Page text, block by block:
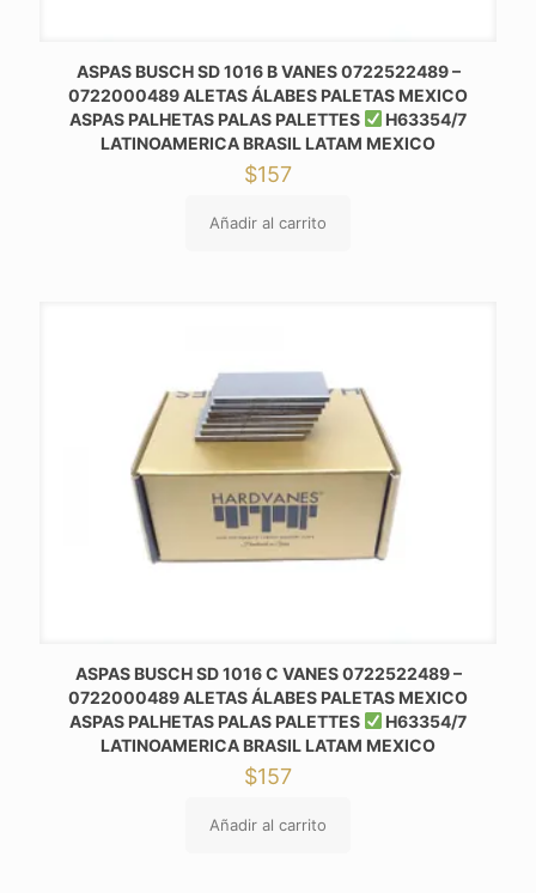
ASPAS BUSCH SD 1016 B VANES 0722522489 –
0722000489 ALETAS ÁLABES PALETAS MEXICO
ASPAS PALHETAS PALAS PALETTES
H63354/7
LATINOAMERICA BRASIL LATAM MEXICO
$157
Añadir al carrito
ASPAS BUSCH SD 1016 C VANES 0722522489 –
0722000489 ALETAS ÁLABES PALETAS MEXICO
ASPAS PALHETAS PALAS PALETTES
H63354/7
LATINOAMERICA BRASIL LATAM MEXICO
$157
Añadir al carrito